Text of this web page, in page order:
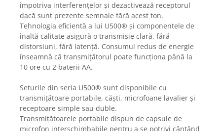
împotriva interferențelor și dezactivează receptorul
dacă sunt prezente semnale fără acest ton.
Tehnologia eficientă a lui U500® și componentele de
înaltă calitate asigură o transmisie clară, fără
distorsiuni, fără latență. Consumul redus de energie
înseamnă că transmițătorul poate funcționa până la
10 ore cu 2 baterii AA.
Seturile din seria U500® sunt disponibile cu
transmițătoare portabile, căști, microfoane lavalier și
receptoare simple sau duble.
Transmițătoarele portabile dispun de capsule de
microfon interschimbabile pentru a se potrivi cântând